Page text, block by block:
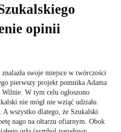
opinii
swoje miejsce w twórczości
pierwszy projekt pomnika Adama
W tym celu ogłoszono
nie mógł nie wziąć udziału.
A wszystko dlatego, że Szukalski
nago na ołtarzu ofiarnym. Obok